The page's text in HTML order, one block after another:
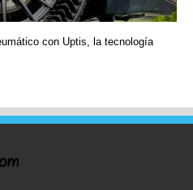
con Uptis, la tecnología